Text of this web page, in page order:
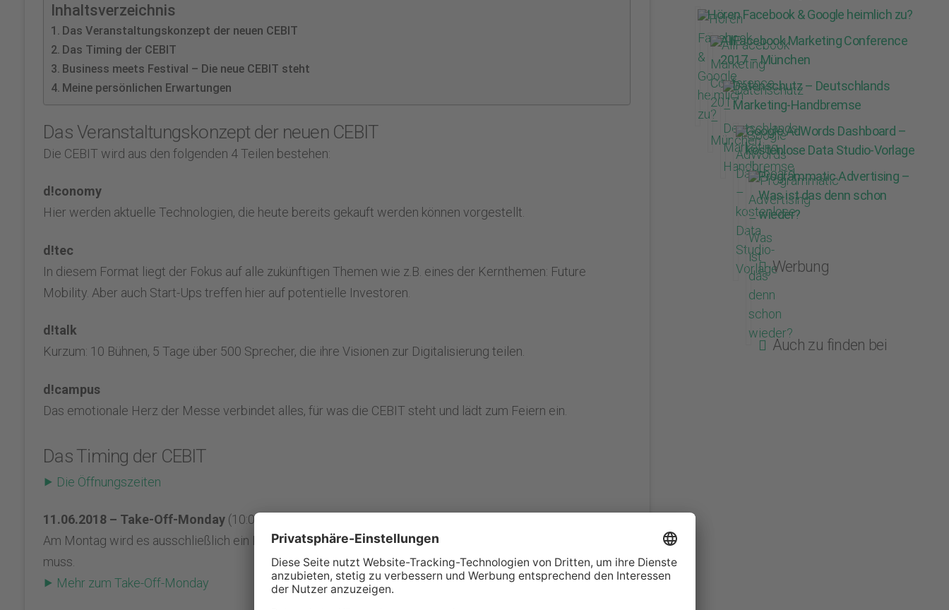
Inhaltsverzeichnis
Das Veranstaltungskonzept der neuen CEBIT
Das Timing der CEBIT
Business meets Festival – Die neue CEBIT steht
Meine persönlichen Erwartungen
Das Veranstaltungskonzept der neuen CEBIT
Die CEBIT wird aus den folgenden 4 Teilen bestehen:
d!conomy
Hier werden aktuelle Technologien, die heute bereits gekauft werden können vorgestellt.
d!tec
In diesem Format liegt der Fokus auf alle zukünftigen Themen wie z.B. eines der Kernthemen: Future
Mobility. Aber auch Start-Ups treffen hier auf potentielle Investoren.
d!talk
Kurzum: 10 Bühnen, 5 Tage über 500 Sprecher, die ihre Visionen zur Digitalisierung teilen.
d!campus
Das emotionale Herz der Messe verbindet alles, für was die CEBIT steht und lädt zum Feiern ein.
Das Timing der CEBIT
⯈ Die Öffnungszeiten
11.06.2018 – Take-Off-Monday (10:00 – 18:00 Uhr)
Am Montag wird es ausschließlich ein Konferenzprogramm geben bei dem man sich vorab registrieren
muss.
⯈ Mehr zum Take-Off-Monday
Hören Facebook & Google heimlich zu?
AllFacebook Marketing Conference
2017 – München
Datenschutz – Deutschlands
Marketing-Handbremse
Google AdWords Dashboard –
kostenlose Data Studio-Vorlage
Programmatic Advertising –
Was ist das denn schon
wieder?
Werbung
Auch zu finden bei